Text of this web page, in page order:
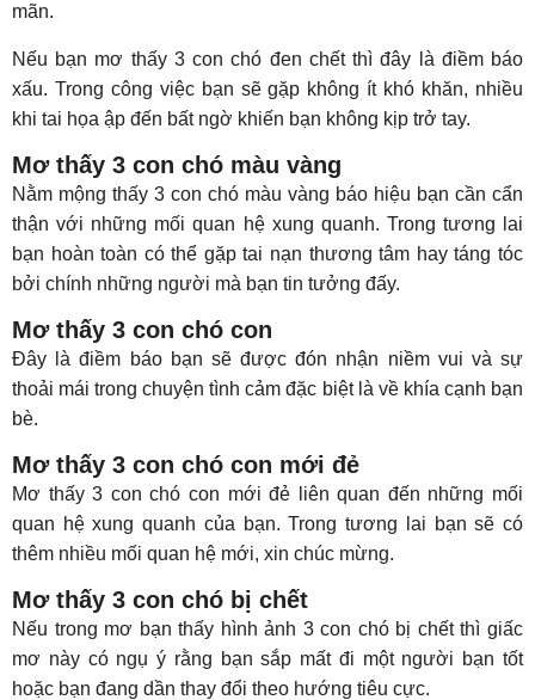
mãn.
Nếu bạn mơ thấy 3 con chó đen chết thì đây là điềm báo
xấu. Trong công việc bạn sẽ gặp không ít khó khăn, nhiều
khi tai họa ập đến bất ngờ khiến bạn không kịp trở tay.
Mơ thấy 3 con chó màu vàng
Nằm mộng thấy 3 con chó màu vàng báo hiệu bạn cần cẩn
thận với những mối quan hệ xung quanh. Trong tương lai
bạn hoàn toàn có thể gặp tai nạn thương tâm hay táng tóc
bởi chính những người mà bạn tin tưởng đấy.
Mơ thấy 3 con chó con
Đây là điềm báo bạn sẽ được đón nhận niềm vui và sự
thoải mái trong chuyện tình cảm đặc biệt là về khía cạnh bạn
bè.
Mơ thấy 3 con chó con mới đẻ
Mơ thấy 3 con chó con mới đẻ liên quan đến những mối
quan hệ xung quanh của bạn. Trong tương lai bạn sẽ có
thêm nhiều mối quan hệ mới, xin chúc mừng.
Mơ thấy 3 con chó bị chết
Nếu trong mơ bạn thấy hình ảnh 3 con chó bị chết thì giấc
mơ này có ngụ ý rằng bạn sắp mất đi một người bạn tốt
hoặc bạn đang dần thay đổi theo hướng tiêu cực.